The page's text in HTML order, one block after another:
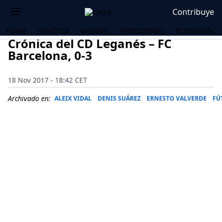
Contribuye
HOME POLÍTICA MUNDO PERIODISMO ECONOMÍA
Crónica del CD Leganés – FC
Barcelona, 0-3
18 Nov 2017 - 18:42 CET
Archivado en: ALEIX VIDAL DENIS SUÁREZ ERNESTO VALVERDE